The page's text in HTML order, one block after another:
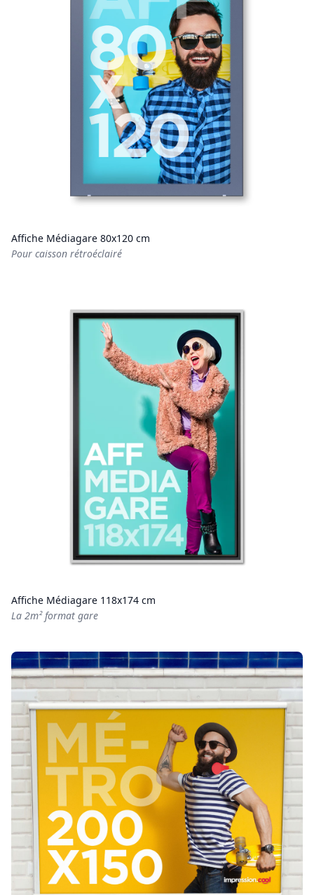
Affiche Médiagare 80x120 cm
Pour caisson rétroéclairé
Affiche Médiagare 118x174 cm
La 2m² format gare